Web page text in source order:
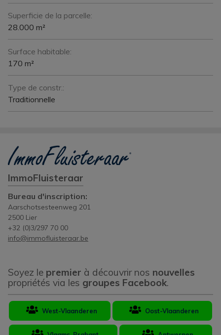
Superficie de la parcelle:
28.000 m²
Surface habitable:
170 m²
Type de constr.:
Traditionnelle
ImmoFluisteraar
Bureau d'inscription:
Aarschotsesteenweg 201
2500 Lier
+32 (0)3/297 70 00
info@immofluisteraar.be
Soyez le premier à découvrir nos nouvelles
propriétés via les groupes Facebook.
West-Vlaanderen Oost-Vlaanderen